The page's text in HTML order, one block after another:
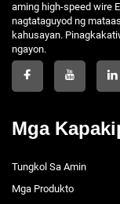
aming high-speed wire
nagtataguyod ng
kahusayan.
ngayon.
Mga
Tungkol Sa Amin
Mga Produkto